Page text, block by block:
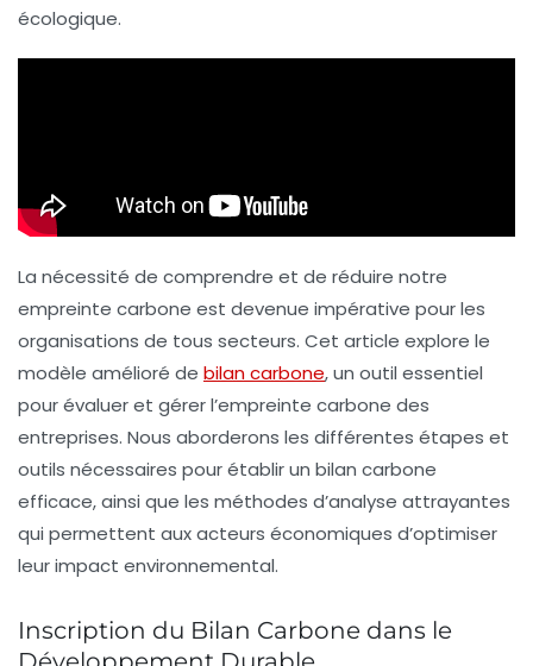
écologique.
La nécessité de comprendre et de réduire notre
empreinte carbone est devenue impérative pour les
organisations de tous secteurs. Cet article explore le
modèle amélioré de bilan carbone, un outil essentiel
pour évaluer et gérer l’empreinte carbone des
entreprises. Nous aborderons les différentes étapes et
outils nécessaires pour établir un bilan carbone
efficace, ainsi que les méthodes d’analyse attrayantes
qui permettent aux acteurs économiques d’optimiser
leur impact environnemental.
Inscription du Bilan Carbone dans le